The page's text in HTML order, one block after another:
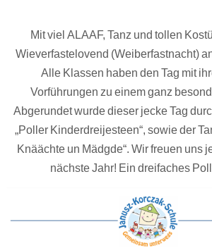
Mit viel ALAAF, Tanz und tollen
Wieverfastelovend (Weiberfastnacht)
Alle Klassen haben den Tag mit
Vorführungen zu einem ganz
Abgerundet wurde dieser jecke Tag
„Poller Kinderdreijesteen“, sowie der
Knäächte un Mädgde“. Wir freuen uns
nächste Jahr! Ein dreifaches